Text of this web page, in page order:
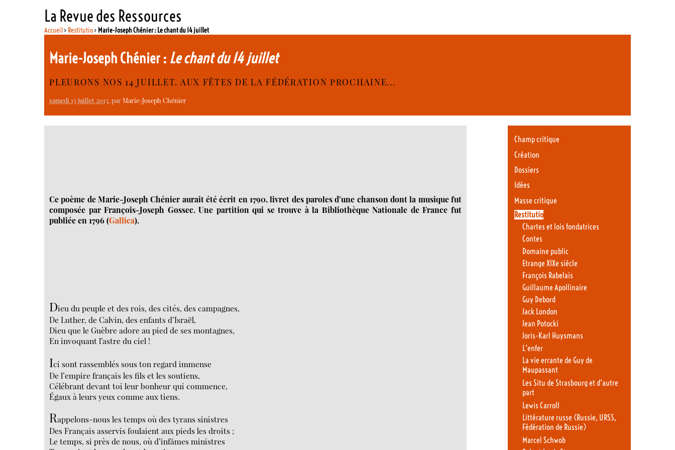
La Revue des Ressources
Accueil> Restitutio> Marie-Joseph Chénier : Le chant du 14 juillet
Marie-Joseph Chénier : Le chant du 14 juillet
PLEURONS NOS 14 JUILLET. AUX FÊTES DE LA FÉDÉRATION PROCHAINE...
samedi 13 juillet 2013, parMarie-Joseph Chénier
Ce poème de Marie-Joseph Chénier aurait été écrit en 1790, livret des paroles d’une chanson dont la musique fut
composée par François-Joseph Gossec. Une partition qui se trouve à la Bibliothèque Nationale de France fut
publiée en 1796 (Gallica).
Dieu du peuple et des rois, des cités, des campagnes,
De Luther, de Calvin, des enfants d’Israël,
Dieu que le Guèbre adore au pied de ses montagnes,
En invoquant l’astre du ciel !
Ici sont rassemblés sous ton regard immense
De l’empire français les fils et les soutiens,
Célébrant devant toi leur bonheur qui commence,
Égaux à leurs yeux comme aux tiens.
Rappelons-nous les temps où des tyrans sinistres
Des Français asservis foulaient aux pieds les droits ;
Le temps, si près de nous, où d’infâmes ministres
Champ critique
Création
Dossiers
Idées
Masse critique
Restitutio
Chartes et lois fondatrices
Contes
Domaine public
Etrange XIXe siècle
François Rabelais
Guillaume Apollinaire
Guy Debord
Jack London
Jean Potocki
Joris-Karl Huysmans
L’enfer
La vie errante de Guy de
Maupassant
Les Situ de Strasbourg et d’autre
part
Lewis Carroll
Littérature russe (Russie, URSS,
Fédération de Russie)
Marcel Schwob